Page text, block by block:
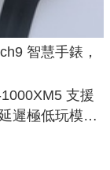
智慧手錶，
支援
遲極低玩模擬